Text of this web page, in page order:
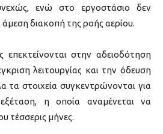
ενώ στο εργοστάσιο δεν
διακοπή της ροής αερίου.
επεκτείνονται στην αδειοδότηση
λειτουργίας και την όδευση
στοιχεία συγκεντρώνονται για
η οποία αναμένεται να
τέσσερις μήνες.